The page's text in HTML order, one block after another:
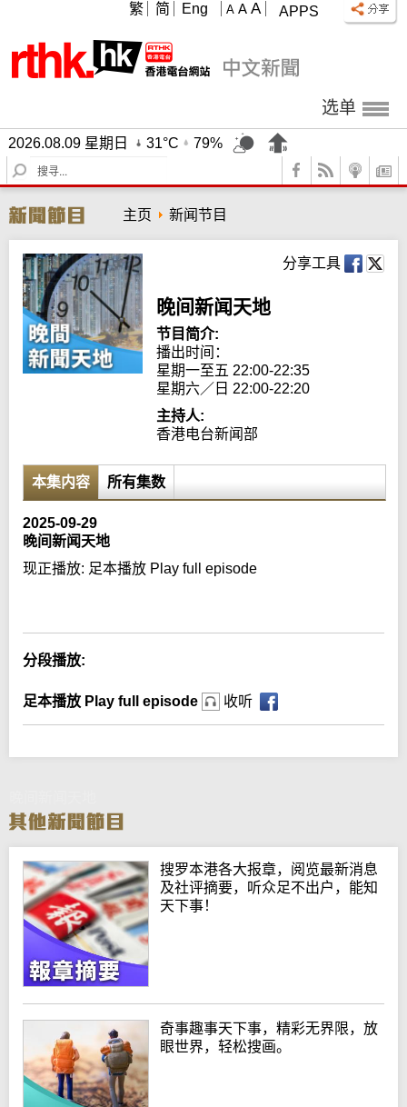
APPS
A A A
繁 简 Eng
选单
2026.08.09 星期日 31°C
79%
S
e
r
c
h
主页 新闻节目
分享工具
晚间新闻天地
节目简介:
播出时间：
星期一至五 22:00-22:35
星期六／日 22:00-22:20
主持人:
香港电台新闻部
本集内容 所有集数
2025-09-29
晚间新闻天地
现正播放: 足本播放 Play full episode
分段播放:
足本播放 Play full episode 收听
搜罗本港各大报章，阅览最新消息
及社评摘要，听众足不出户，能知
天下事！
奇事趣事天下事，精彩无界限，放
眼世界，轻松搜画。